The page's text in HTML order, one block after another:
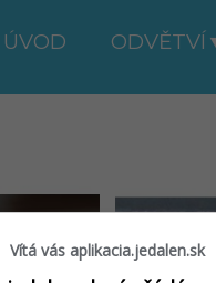
ÚVOD ODVĚTVÍ
Vítá vás aplikacia.jedalen.sk